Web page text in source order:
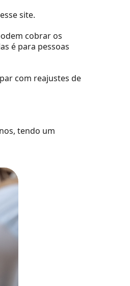
site.
cobrar os
é para pessoas
com reajustes de
tendo um